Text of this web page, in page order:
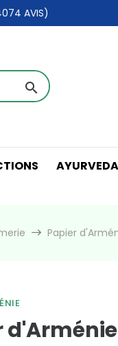
AVIS)
search
AYURVEDA
Papier